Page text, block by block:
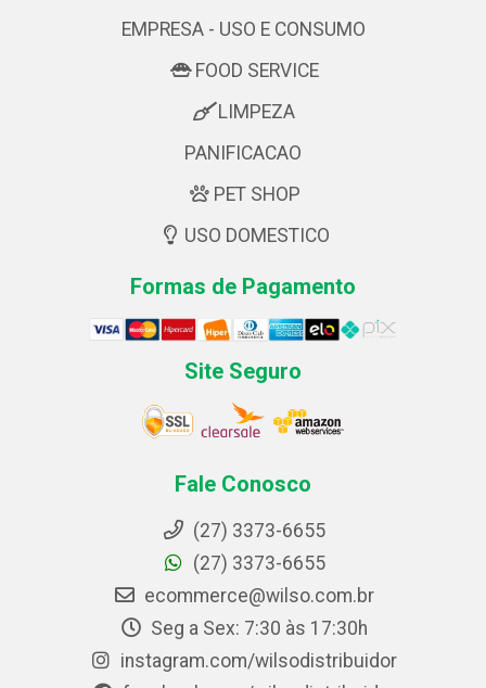
EMPRESA - USO E CONSUMO
FOOD SERVICE
LIMPEZA
PANIFICACAO
PET SHOP
USO DOMESTICO
Formas de Pagamento
Site Seguro
Fale Conosco
(27) 3373-6655
(27) 3373-6655
ecommerce@wilso.com.br
Seg a Sex: 7:30 às 17:30h
instagram.com/wilsodistribuidor